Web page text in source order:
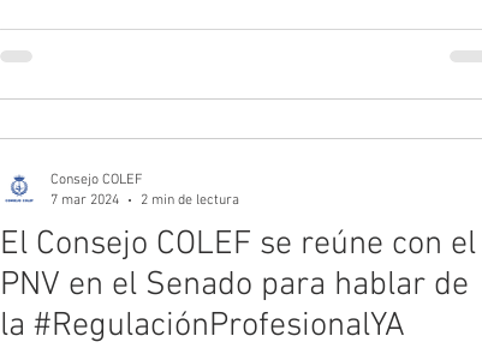
El Consejo COLEF se reúne con el
PNV en el Senado para hablar de
la #RegulaciónProfesionalYA
Consejo COLEF
7 mar 2024
2 min de lectura